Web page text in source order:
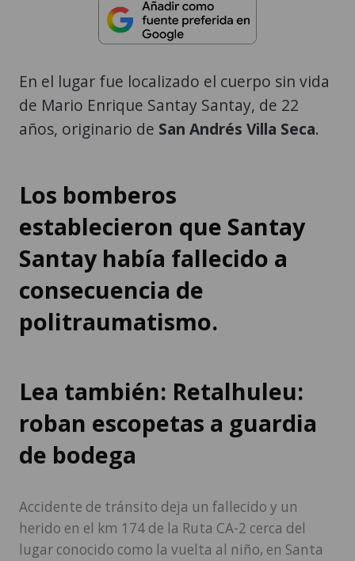
En el lugar fue localizado el cuerpo sin vida
de Mario Enrique Santay Santay, de 22
años, originario de San Andrés Villa Seca.
Los bomberos
establecieron que Santay
Santay había fallecido a
consecuencia de
politraumatismo.
Lea también: Retalhuleu:
roban escopetas a guardia
de bodega
Accidente de tránsito deja un fallecido y un
herido en el km 174 de la Ruta CA-2 cerca del
lugar conocido como la vuelta al niño, en Santa